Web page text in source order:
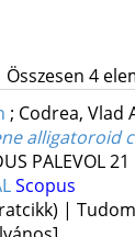
Összesen 4
; Codrea, Vlad
alligatoroid
PALEVOL21
Scopus
|